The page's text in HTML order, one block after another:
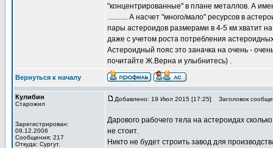
"концентрированные" в плане металлов. А
........... А насчет "много/мало" ресурсов в
пары астероидов размерами в 4-5 км хватит
даже с учетом роста потребления
Астероидный пояс это заначка на очень -
почитайте Ж.Верна и улыбнитесь) .
Вернуться к началу
Кулибин
Старожил
Зарегистрирован:
09.12.2006
Сообщения: 217
Откуда: Сургут.
Добавлено: 19 Июл 2015 [17:25] Заголовок
Дарового рабочего тела на астероидах
не стоит.
Никто не будет строить завод для